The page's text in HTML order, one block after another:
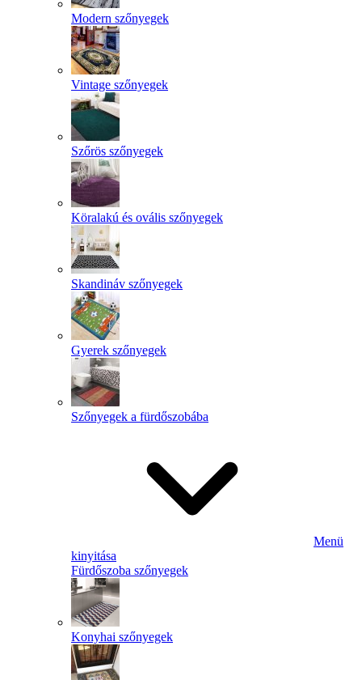
Modern szőnyegek
Vintage szőnyegek
Szőrös szőnyegek
Köralakú és ovális szőnyegek
Skandináv szőnyegek
Gyerek szőnyegek
Szőnyegek a fürdőszobába
Menü
kinyitása
Fürdőszoba szőnyegek
Konyhai szőnyegek